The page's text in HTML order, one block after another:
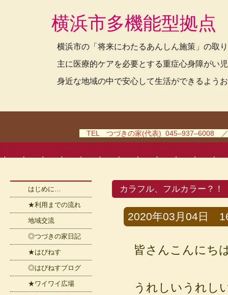
横浜市多機能型拠
横浜市の「将来にわたるあんしん施策」の取
主に医療的ケアを必要とする重症心身障がい
身近な地域の中で安心して生活ができるよう
TEL つづきの家(代表) 045–937–6008
カラフル、フルカラー？！
2020年03月04日
皆さんこんにち
うれしいうれし
はじめに…
★利用までの流れ
地域交流
◎つづきの家日記
★はぴねす
◎はぴねすブログ
★ワイワイ広場